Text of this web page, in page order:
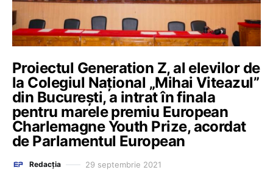
Proiectul Generation Z, al elevilor de
la Colegiul Național „Mihai Viteazul”
din București, a intrat în finala
pentru marele premiu European
Charlemagne Youth Prize, acordat
de Parlamentul European
Redacția 29 septembrie 2021